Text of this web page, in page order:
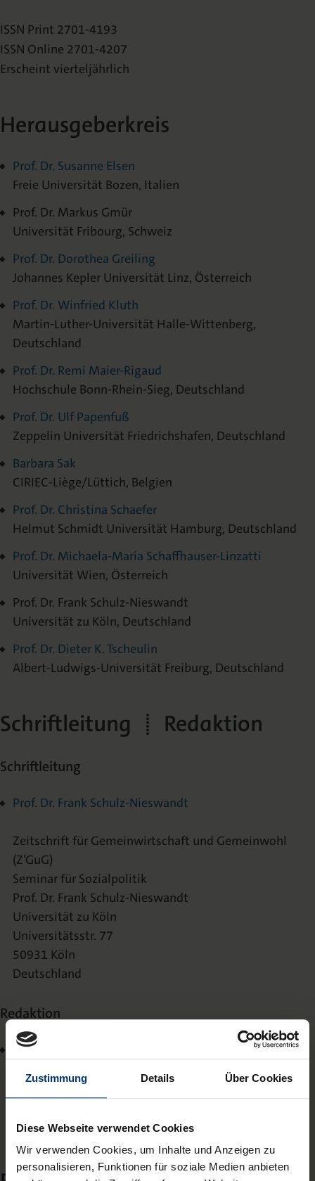
Zustimmung Details Über Cookies
Diese Webseite verwendet Cookies
Wir verwenden Cookies, um Inhalte und Anzeigen zu
personalisieren, Funktionen für soziale Medien anbieten
ISSN Print 2701-4193
ISSN Online 2701-4207
Erscheint vierteljährlich
Herausgeberkreis
Prof. Dr. Susanne Elsen
Freie Universität Bozen, Italien
Prof. Dr. Markus Gmür
Universität Fribourg, Schweiz
Prof. Dr. Dorothea Greiling
Johannes Kepler Universität Linz, Österreich
Prof. Dr. Winfried Kluth
Martin-Luther-Universität Halle-Wittenberg,
Deutschland
Prof. Dr. Remi Maier-Rigaud
Hochschule Bonn-Rhein-Sieg, Deutschland
Prof. Dr. Ulf Papenfuß
Zeppelin Universität Friedrichshafen, Deutschland
Barbara Sak
CIRIEC-Liège/Lüttich, Belgien
Prof. Dr. Christina Schaefer
Helmut Schmidt Universität Hamburg, Deutschland
Prof. Dr. Michaela-Maria Schaffhauser-Linzatti
Universität Wien, Österreich
Prof. Dr. Frank Schulz-Nieswandt
Universität zu Köln, Deutschland
Prof. Dr. Dieter K. Tscheulin
Albert-Ludwigs-Universität Freiburg, Deutschland
Schriftleitung | Redaktion
Schriftleitung
Prof. Dr. Frank Schulz-Nieswandt
Zeitschrift für Gemeinwirtschaft und Gemeinwohl
(Z’GuG)
Seminar für Sozialpolitik
Prof. Dr. Frank Schulz-Nieswandt
Universität zu Köln
Universitätsstr. 77
50931 Köln
Deutschland
Redaktion
Leonie Weigner, B.Sc.
Telefon: +49 (0)172 – 622 7743